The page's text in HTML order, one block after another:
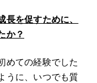
を促すために、
か？
めての経験でした
うに、いつでも質